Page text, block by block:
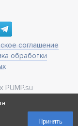
соглашение
обработки
19
Принять